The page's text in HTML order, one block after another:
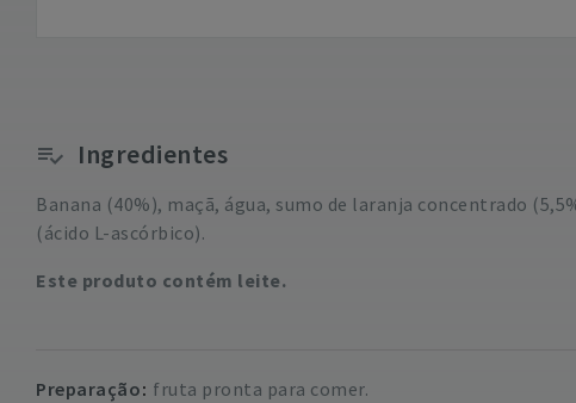
Ingredientes
Banana (40%), maçã, água, sumo de laranja concentrado
(ácido L-ascórbico).
Este produto contém leite.
Preparação fruta pronta para comer.